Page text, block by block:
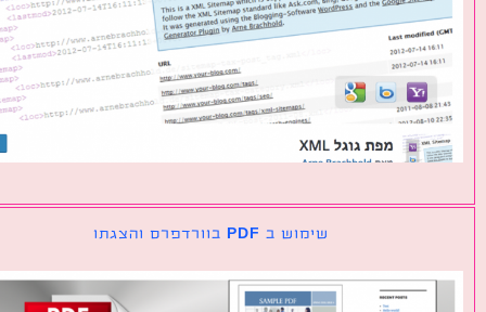
שימוש ב PDF בוורדפרס והצגתו